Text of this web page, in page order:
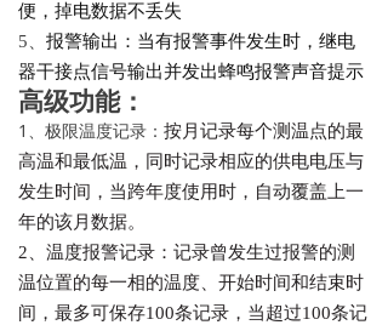
便，掉电数据不丢失
5、 报警输出：当有报警事件发生时，继电
器干接点信号输出并发出蜂鸣报警声音提示
高级功能：
1、极限温度记录： 按月记录每个测温点的最
高温和最低温，同时记录相应的供电电压与
发生时间，当跨年度使用时，自动覆盖上一
年的该月数据。
2、温度报警记录： 记录曾发生过报警的测
温位置的每一相的温度、开始时间和结束时
间，最多可保存100条记录，当超过100条记